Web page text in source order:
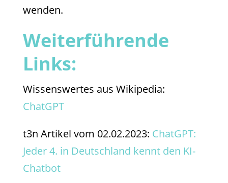
wenden.
Weiterführende
Links:
Wissenswertes aus Wikipedia:
ChatGPT
t3n Artikel vom 02.02.2023: ChatGPT:
Jeder 4. in Deutschland kennt den KI-
Chatbot